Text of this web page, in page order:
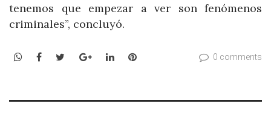
tenemos que empezar a ver son fenómenos
criminales”, concluyó.
WhatsApp
Facebook
TwitterGoogle+LinkedInPinterest 0 comments